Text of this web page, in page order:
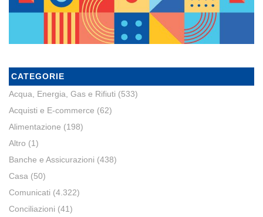
CATEGORIE
Acqua, Energia, Gas e Rifiuti (533)
Acquisti e E-commerce (62)
Alimentazione (198)
Altro (1)
Banche e Assicurazioni (438)
Casa (50)
Comunicati (4.322)
Conciliazioni (41)